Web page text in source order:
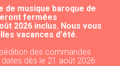
PRINCIPAL
de musique baroque de
fermées
2026 inclus. Nous vous
vacances d'été.
des commandes
dès le 21 août 2026.